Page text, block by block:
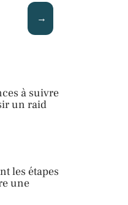
à suivre
un raid
les étapes
une